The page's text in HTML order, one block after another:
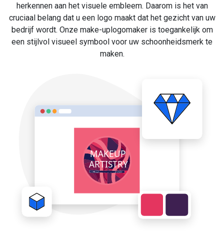
herkennen aan het visuele embleem. Daarom is het van
cruciaal belang dat u een logo maakt dat het gezicht van uw
bedrijf wordt. Onze make-uplogomaker is toegankelijk om
een stijlvol visueel symbool voor uw schoonheidsmerk te
maken.